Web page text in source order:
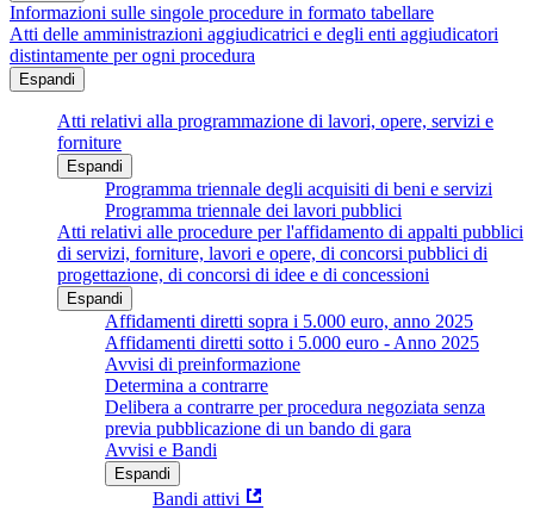
Informazioni sulle singole procedure in formato tabellare
Atti delle amministrazioni aggiudicatrici e degli enti aggiudicatori
distintamente per ogni procedura
Espandi
Atti relativi alla programmazione di lavori, opere, servizi e
forniture
Espandi
Programma triennale degli acquisiti di beni e servizi
Programma triennale dei lavori pubblici
Atti relativi alle procedure per l'affidamento di appalti pubblici
di servizi, forniture, lavori e opere, di concorsi pubblici di
progettazione, di concorsi di idee e di concessioni
Espandi
Affidamenti diretti sopra i 5.000 euro, anno 2025
Affidamenti diretti sotto i 5.000 euro - Anno 2025
Avvisi di preinformazione
Determina a contrarre
Delibera a contrarre per procedura negoziata senza
previa pubblicazione di un bando di gara
Avvisi e Bandi
Espandi
Bandi attivi